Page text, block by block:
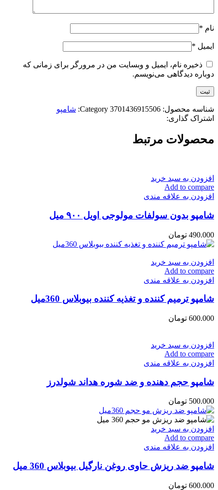
نام *
ایمیل *
ذخیره نام، ایمیل و وبسایت من در مرورگر برای زمانی که
دوباره دیدگاهی می‌نویسم.
شناسه محصول: 3701436915506
Category: شامپو
اشتراک گذاری:
محصولات مرتبط
افزودن به سبد خرید
Add to compare
افزودن به علاقه مندی
شامپو بدون سولفات مولوجی اویل ۹۰۰ میل
490.000 تومان
افزودن به سبد خرید
Add to compare
افزودن به علاقه مندی
شامپو ترمیم کننده و تغذیه کننده بیوبلاس 360میل
600.000 تومان
افزودن به سبد خرید
Add to compare
افزودن به علاقه مندی
شامپو حجم دهنده و ضد شوره هد‌اند شولدرز
500.000 تومان
افزودن به سبد خرید
Add to compare
افزودن به علاقه مندی
شامپو ضد ریزش حاوی روغن نارگیل بیوبلاس 360 میل
600.000 تومان